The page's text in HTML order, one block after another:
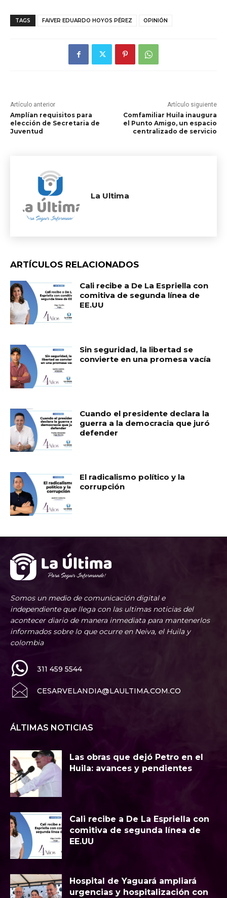
TAGS FAIVER EDUARDO HOYOS PÉREZ OPINIÓN
Artículo anterior
Amplían requisitos para
elección de Secretaria de
Juventud
Artículo siguiente
Comfamiliar Huila inaugura
el Punto Amigo, un espacio
centralizado de servicio
La Ultima
ARTÍCULOS RELACIONADOS
Cali recibe a De La Espriella con
comitiva de segunda línea de
EE.UU
Sin seguridad, la libertad se
convierte en una promesa vacía
Cuando el presidente declara la
guerra a la democracia que juró
defender
El radicalismo político y la
corrupción
Somos un medio de comunicación digital e
independiente que llega con las ultimas noticias del
acontecer diario de manera inmediata para mantenerlos
informados sobre lo que ocurre en Neiva, el Huila y
colombia
311 459 5544
CESARVELANDIA@LAULTIMA.COM.CO
ÁLTIMAS NOTICIAS
Las obras que dejó Petro en el
Huila: avances y pendientes
Cali recibe a De La Espriella con
comitiva de segunda línea de
EE.UU
Hospital de Yaguará ampliará
urgencias y hospitalización con